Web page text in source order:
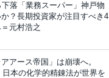
落「業務スーパー」神戸物
？長期投資家が注目すべき4
元村浩之
アース帝国」は崩壊へ。
日本の化学的精錬法が世界を